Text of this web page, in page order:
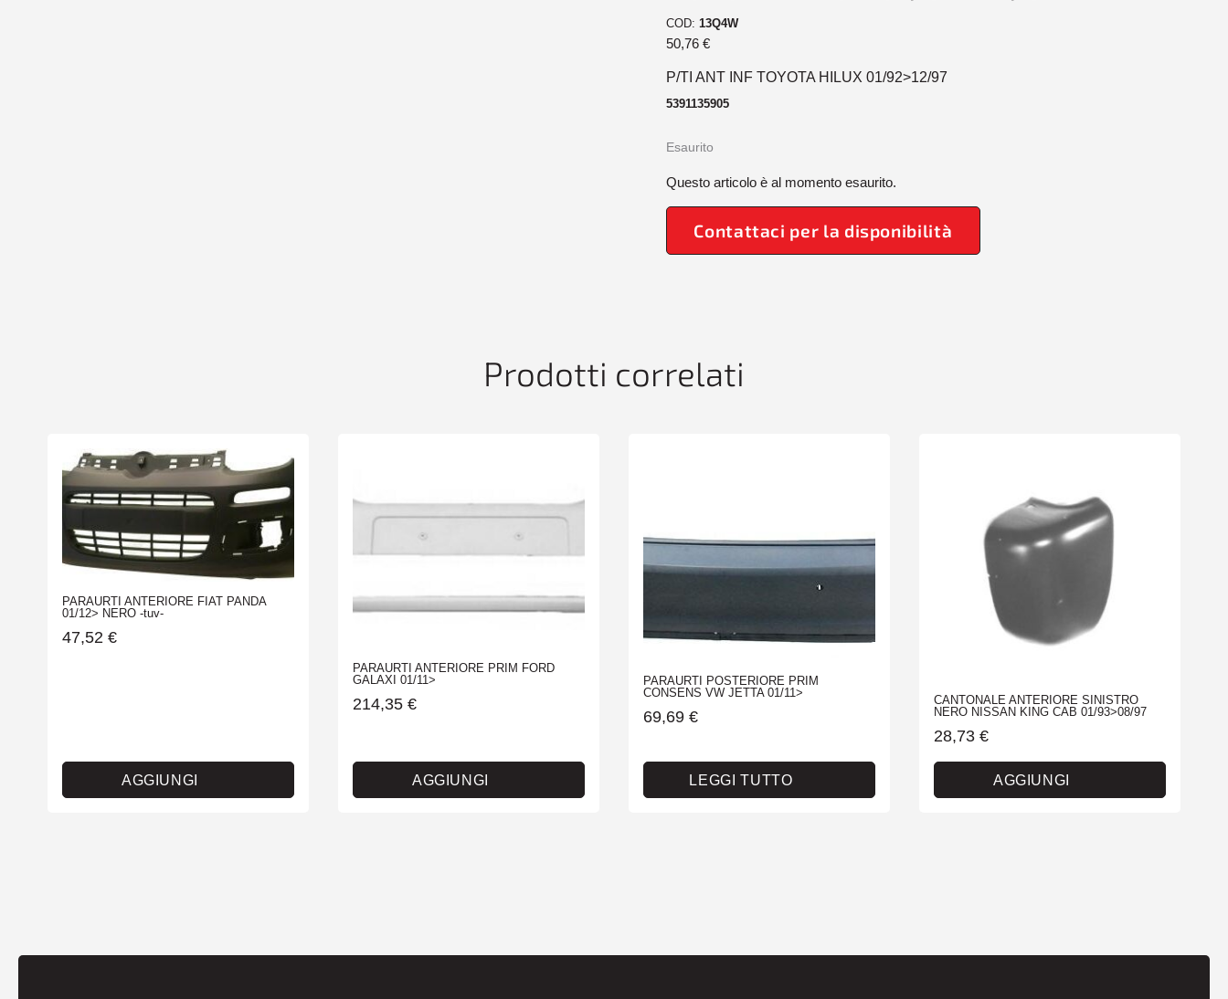
COD: 13Q4W
50,76 €
P/TI ANT INF TOYOTA HILUX 01/92>12/97
5391135905
Esaurito
Questo articolo è al momento esaurito.
Contattaci per la disponibilità
Prodotti correlati
PARAURTI ANTERIORE FIAT PANDA
01/12> NERO -tuv-
47,52 €
AGGIUNGI
PARAURTI ANTERIORE PRIM FORD
GALAXI 01/11>
214,35 €
AGGIUNGI
PARAURTI POSTERIORE PRIM
CONSENS VW JETTA 01/11>
69,69 €
LEGGI TUTTO
CANTONALE ANTERIORE SINISTRO
NERO NISSAN KING CAB 01/93>08/97
28,73 €
AGGIUNGI